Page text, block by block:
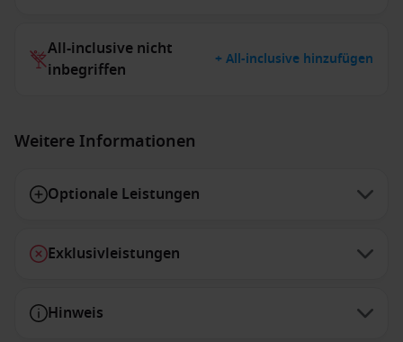
All-inclusive nicht
inbegriffen
+ All-inclusive hinzufügen
Weitere Informationen
Optionale Leistungen
Exklusivleistungen
Hinweis